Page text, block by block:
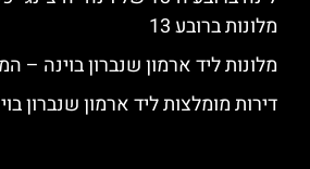
מלונות ברובע 13
מלונות ליד ארמון שנברון בוינה –
דירות מומלצות ליד ארמון שנברון